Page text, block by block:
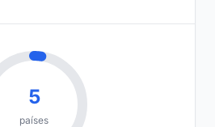
5
países